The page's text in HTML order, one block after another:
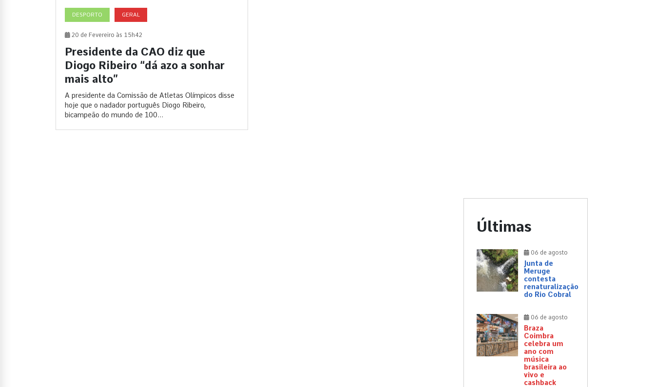
DESPORTO GERAL
20 de Fevereiro às 15h42
Presidente da CAO diz que
Diogo Ribeiro “dá azo a sonhar
mais alto”
A presidente da Comissão de Atletas Olímpicos disse
hoje que o nadador português Diogo Ribeiro,
bicampeão do mundo de 100...
Últimas
06 de agosto
Junta de
Meruge
contesta
renaturalização
do Rio Cobral
06 de agosto
Braza
Coimbra
celebra um
ano com
música
brasileira ao
vivo e
cashback